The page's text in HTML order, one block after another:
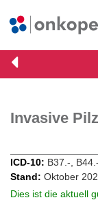
Invasive
ICD-10
B37.-,
Stand
Oktober
Dies ist die aktuell